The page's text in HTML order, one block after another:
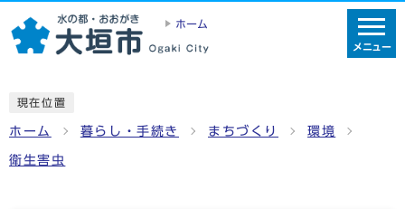
ホーム
メニュー
現在位置
ホーム 暮らし・手続き まちづくり 環境
衛生害虫